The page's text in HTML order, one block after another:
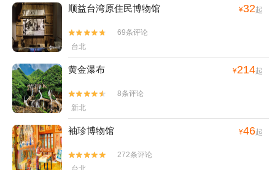
顺益台湾原住民博物馆 ¥32起


69条评论
台北
黄金瀑布 ¥214起


8条评论
新北
袖珍博物馆 ¥46起


272条评论